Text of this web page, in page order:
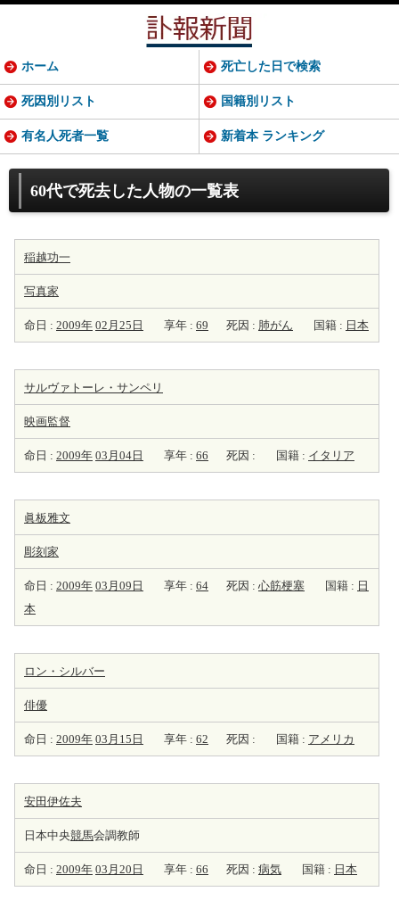
60代で死去した人物の一覧表
稲越功一
写真家
命日 : 2009年 02月25日 享年 : 69 死因 : 肺がん 国籍 : 日本
サルヴァトーレ・サンペリ
映画監督
命日 : 2009年 03月04日 享年 : 66 死因 : 国籍 : イタリア
眞板雅文
彫刻家
命日 : 2009年 03月09日 享年 : 64 死因 : 心筋梗塞 国籍 : 日
本
ロン・シルバー
俳優
命日 : 2009年 03月15日 享年 : 62 死因 : 国籍 : アメリカ
安田伊佐夫
日本中央競馬会調教師
命日 : 2009年 03月20日 享年 : 66 死因 : 病気 国籍 : 日本
ホーム 死亡した日で検索
死因別リスト 国籍別リスト
有名人死者一覧 新着本 ランキング